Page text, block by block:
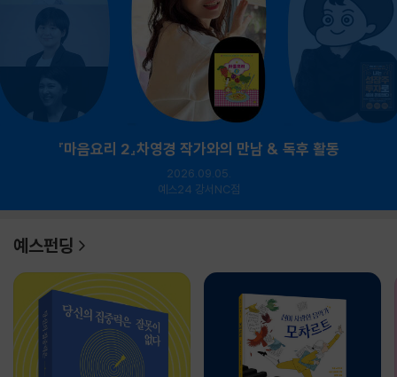
『마음요리 2』차영경 작가와의 만남 & 독후 활동
2026.09.05.
예스24 강서NC점
예스펀딩